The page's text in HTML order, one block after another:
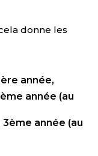
donne les
année,
année (au
année (au